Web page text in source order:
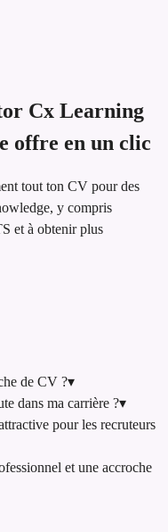
Cx Learning
offre en un clic
tout ton CV pour des
y compris
et à obtenir plus
de CV ?▾
dans ma carrière ?▾
pour les recruteurs
et une accroche